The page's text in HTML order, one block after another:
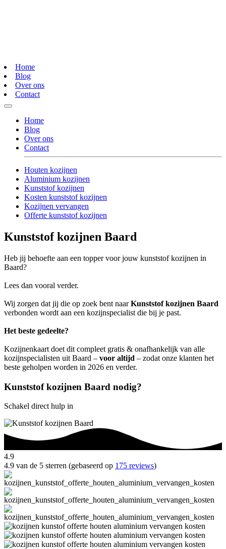
Home
Blog
Over ons
Contact
Home
Blog
Over ons
Contact
Houten kozijnen
Aluminium kozijnen
Kunststof kozijnen
Kosten kunststof kozijnen
Kozijnen vervangen
Offerte kunststof kozijnen
Kunststof kozijnen Baard
Heb jij behoefte aan een topper voor jouw kunststof kozijnen in
Baard?
Lees dan vooral verder.
Wij zorgen dat jij die op zoek bent naarKunststof kozijnen Baard
verbonden wordt aan een kozijnspecialist die bij je past.
Het beste gedeelte?
Kozijnenkaart doet dit compleet gratis & onafhankelijk van alle
kozijnspecialisten uit Baard – voor altijd – zodat onze klanten het
beste geholpen worden in 2026 en verder.
Kunststof kozijnen Baard nodig?
Schakel direct hulp in
4.9
4.9 van de 5 sterren (gebaseerd op 175 reviews)